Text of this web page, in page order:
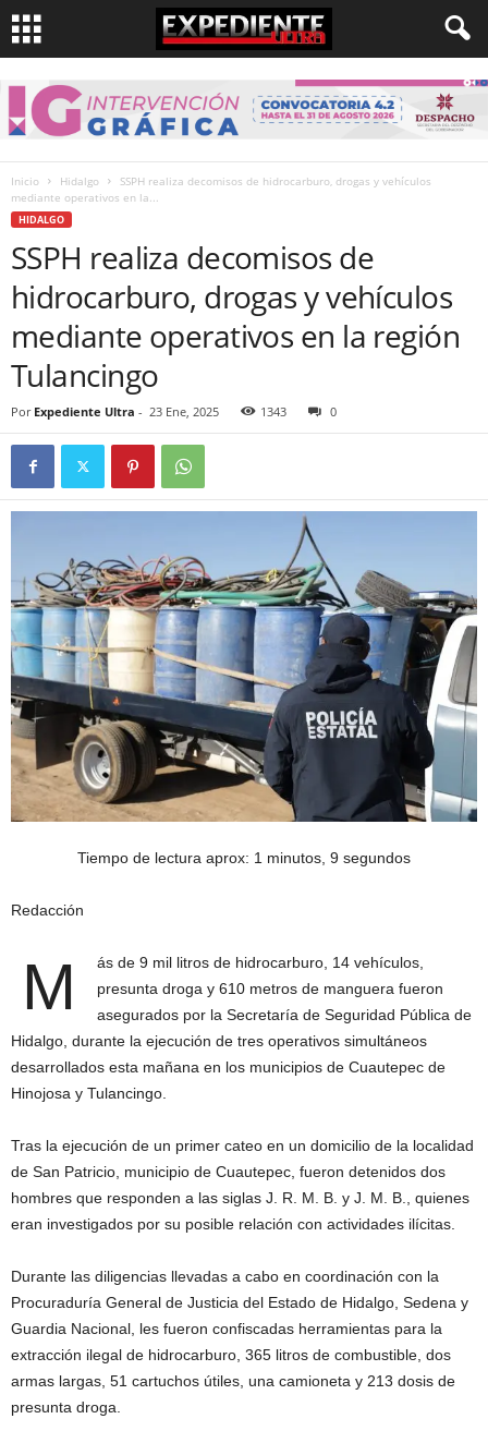
Inicio Hidalgo
SSPH realiza decomisos de hidrocarburo, drogas y vehículos
mediante operativos en la...
HIDALGO
SSPH realiza decomisos de
hidrocarburo, drogas y vehículos
mediante operativos en la región
Tulancingo
Por Expediente Ultra - 23 Ene, 2025 1343 0
Tiempo de lectura aprox: 1 minutos, 9 segundos
Redacción
M
ás de 9 mil litros de hidrocarburo, 14 vehículos,
presunta droga y 610 metros de manguera fueron
asegurados por la Secretaría de Seguridad Pública de
Hidalgo, durante la ejecución de tres operativos simultáneos
desarrollados esta mañana en los municipios de Cuautepec de
Hinojosa y Tulancingo.
Tras la ejecución de un primer cateo en un domicilio de la localidad
de San Patricio, municipio de Cuautepec, fueron detenidos dos
hombres que responden a las siglas J. R. M. B. y J. M. B., quienes
eran investigados por su posible relación con actividades ilícitas.
Durante las diligencias llevadas a cabo en coordinación con la
Procuraduría General de Justicia del Estado de Hidalgo, Sedena y
Guardia Nacional, les fueron confiscadas herramientas para la
extracción ilegal de hidrocarburo, 365 litros de combustible, dos
armas largas, 51 cartuchos útiles, una camioneta y 213 dosis de
presunta droga.